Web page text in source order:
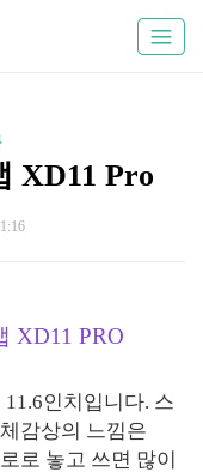
XD11 Pro
XD11 PRO
인치입니다. 스
감상의 느낌은
로 놓고 쓰면 많이